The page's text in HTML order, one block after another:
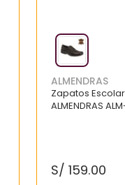
ALMENDRAS
Zapatos
ALMENDRAS
S/ 159.00